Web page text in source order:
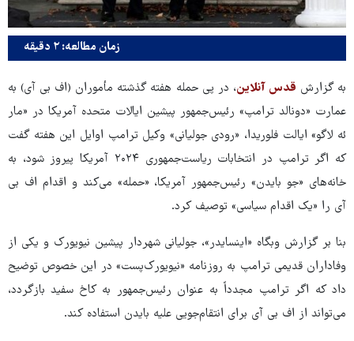
زمان مطالعه: ۲ دقیقه
به گزارش قدس آنلاین، در پی حمله هفته گذشته مأموران (اف بی آی) به
عمارت «دونالد ترامپ» رئیس‌جمهور پیشین ایالات متحده آمریکا در «مار
ئه لاگو» ایالت فلوریدا، «رودی جولیانی» وکیل ترامپ اوایل این هفته گفت
که اگر ترامپ در انتخابات ریاست‌جمهوری ۲۰۲۴ آمریکا پیروز شود، به
خانه‌های «جو بایدن» رئیس‌جمهور آمریکا، «حمله» می‌کند و اقدام اف بی
آی را «یک اقدام سیاسی» توصیف کرد.
بنا بر گزارش وبگاه «اینسایدر»، جولیانی شهردار پیشین نیویورک و یکی از
وفاداران قدیمی ترامپ به روزنامه «نیویورک‌پست» در این خصوص توضیح
داد که اگر ترامپ مجدداً به عنوان رئیس‌جمهور به کاخ سفید بازگردد،
می‌تواند از اف بی آی برای انتقام‌جویی علیه بایدن استفاده کند.